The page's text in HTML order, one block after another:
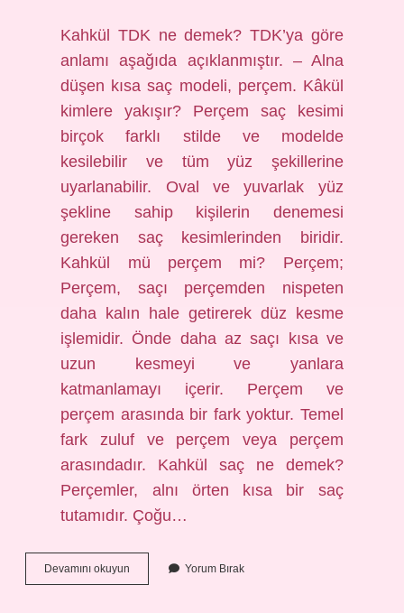
Kahkül TDK ne demek? TDK’ya göre
anlamı aşağıda açıklanmıştır. – Alna
düşen kısa saç modeli, perçem. Kâkül
kimlere yakışır? Perçem saç kesimi
birçok farklı stilde ve modelde
kesilebilir ve tüm yüz şekillerine
uyarlanabilir. Oval ve yuvarlak yüz
şekline sahip kişilerin denemesi
gereken saç kesimlerinden biridir.
Kahkül mü perçem mi? Perçem;
Perçem, saçı perçemden nispeten
daha kalın hale getirerek düz kesme
işlemidir. Önde daha az saçı kısa ve
uzun kesmeyi ve yanlara
katmanlamayı içerir. Perçem ve
perçem arasında bir fark yoktur. Temel
fark zuluf ve perçem veya perçem
arasındadır. Kahkül saç ne demek?
Perçemler, alnı örten kısa bir saç
tutamıdır. Çoğu…
Devamını okuyun
Mi
Yorum Bırak